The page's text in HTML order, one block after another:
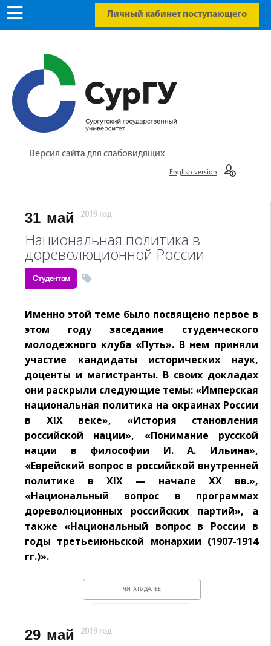
Личный кабинет поступающего
Версия сайта для слабовидящих
English version
31 май 2019 год
Национальная политика в
дореволюционной России
Студентам
Именно этой теме было посвящено первое в
этом году заседание студенческого
молодежного клуба «Путь». В нем приняли
участие кандидаты исторических наук,
доценты и магистранты. В своих докладах
они раскрыли следующие темы: «Имперская
национальная политика на окраинах России
в XIX веке», «История становления
российской нации», «Понимание русской
нации в философии И. А. Ильина»,
«Еврейский вопрос в российской внутренней
политике в XIX — начале XX вв.»,
«Национальный вопрос в программах
дореволюционных российских партий», а
также «Национальный вопрос в России в
годы третьеиюньской монархии (1907-1914
гг.)».
ЧИТАТЬ ДАЛЕЕ
29 май 2019 год